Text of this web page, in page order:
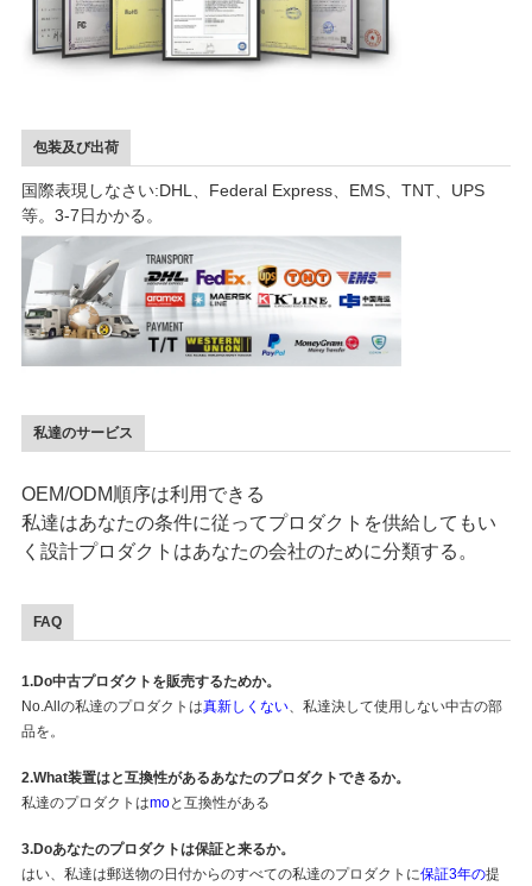
包装及び出荷
国際表現しなさい:DHL、Federal Express、EMS、TNT、UPS
等。3-7日かかる。
私達のサービス
OEM/ODM順序は利用できる
私達はあなたの条件に従ってプロダクトを供給してもい
く設計プロダクトはあなたの会社のために分類する。
FAQ
1.Do中古プロダクトを販売するためか。
No.Allの私達のプロダクトは真新しくない、私達決して使用しない中古の部
品を。
2.What装置はと互換性があるあなたのプロダクトできるか。
私達のプロダクトはmoと互換性がある
3.Doあなたのプロダクトは保証と来るか。
はい、私達は郵送物の日付からのすべての私達のプロダクトに保証3年の提